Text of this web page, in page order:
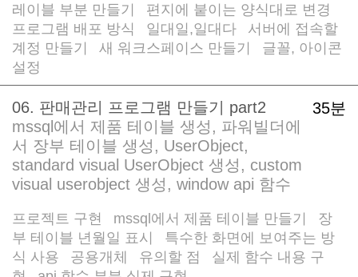
레이블 부분 만들기 편지에 붙이는 양식대로 변경
프로그램 배포 방식 일대일,일대다
서버에 접속할
계정 만들기
새 워크스페이스 만들기
글꼴, 아이콘
설정
35분
06. 판매관리 프로그램 만들기 part2
mssql에서 제품 테이블 생성, 파워빌더에
서 장부 테이블 생성, UserObject,
standard visual UserObject 생성, custom
visual userobject 생성, window api 함수
프로젝트 구현 mssql에서 제품 테이블 만들기
장
부 테이블 년월일 표시
특수한 화면에 보여주는 방
식 사용
공용개체 유의할 점
실제 함수 내용 구